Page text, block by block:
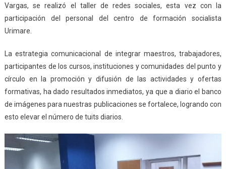
Vargas, se realizó el taller de redes sociales, esta vez con la
participación del personal del centro de formación socialista
Urimare.
La estrategia comunicacional de integrar maestros, trabajadores,
participantes de los cursos, instituciones y comunidades del punto y
círculo en la promoción y difusión de las actividades y ofertas
formativas, ha dado resultados inmediatos, ya que a diario el banco
de imágenes para nuestras publicaciones se fortalece, logrando con
esto elevar el número de tuits diarios.